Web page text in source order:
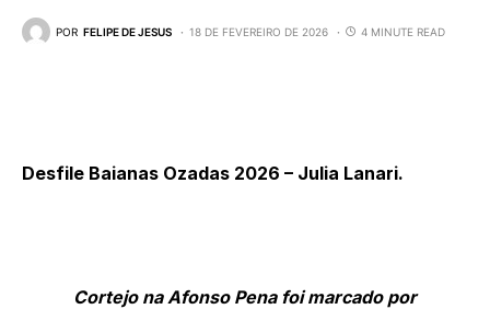
POR FELIPE DE JESUS 18 DE FEVEREIRO DE 2026 4 MINUTE READ
Desfile Baianas Ozadas 2026 – Julia Lanari.
Cortejo na Afonso Pena foi marcado por